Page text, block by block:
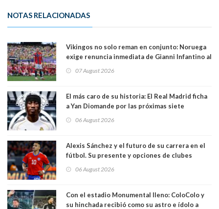
NOTAS RELACIONADAS
Vikingos no solo reman en conjunto: Noruega
exige renuncia inmediata de Gianni Infantino al
07 August 2026
El más caro de su historia: El Real Madrid ficha
a Yan Diomande por las próximas siete
06 August 2026
Alexis Sánchez y el futuro de su carrera en el
fútbol. Su presente y opciones de clubes
06 August 2026
Con el estadio Monumental lleno: ColoColo y
su hinchada recibió como su astro e ídolo a